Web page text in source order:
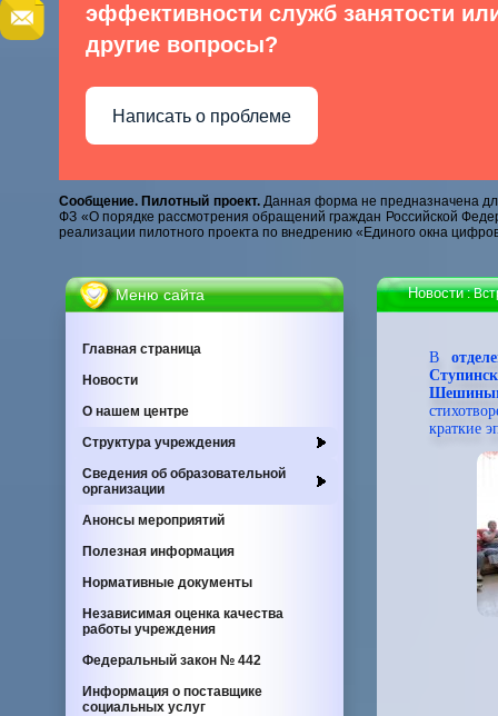
эффективности служб занятости
другие вопросы?
Написать о проблеме
Сообщение. Пилотный проект.Данная форма не предназначена
ФЗ «О порядке рассмотрения обращений граждан Российской
реализации пилотного проекта по внедрению «Единого окна
Меню сайта
Главная страница
Новости
О нашем центре
Cтруктура учреждения
Сведения об образовательной
организации
Анонсы мероприятий
Полезная информация
Нормативные документы
Независимая оценка качества
работы учреждения
Федеральный закон № 442
Информация о поставщике
социальных услуг
Новости:
В
краткие